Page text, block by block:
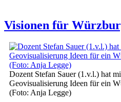
Visionen für
Dozent Stefan Sauer (1.v.l.) hat
Geovisualisierung Ideen für ein
(Foto: Anja Legge)